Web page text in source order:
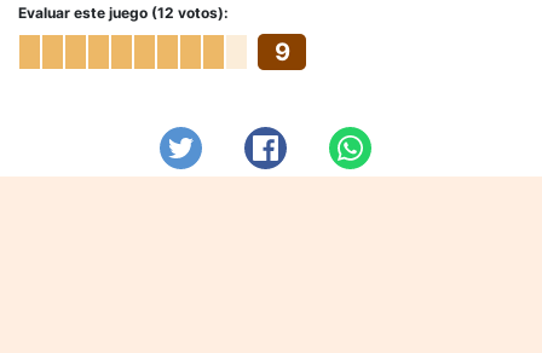
Evaluar este juego (12 votos):
9